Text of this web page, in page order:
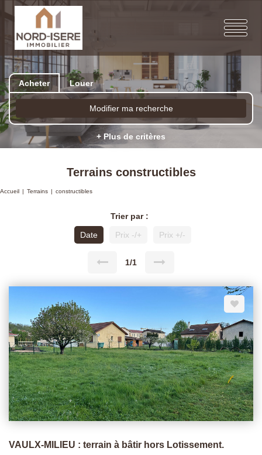
Acheter Louer
Modifier ma recherche
+ Plus de critères
Terrains constructibles
Accueil Terrains constructibles
Trier par :
Date
Prix -/+ Prix +/-
1/1
VAULX-MILIEU : terrain à bâtir hors Lotissement.